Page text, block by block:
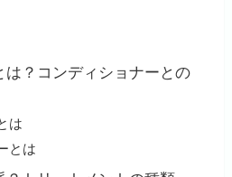
は？コンディショナーとの
は
とは